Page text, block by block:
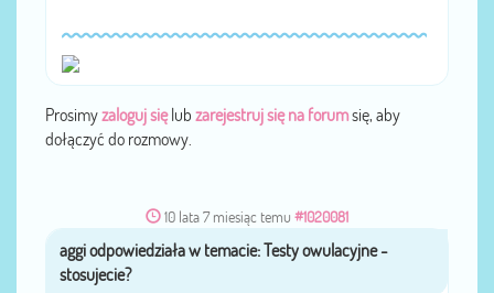
Prosimyzaloguj sięlub zarejestruj się na forumsię, aby
dołączyć do rozmowy.
10 lata 7 miesiąc temu #1020081
przezaggi